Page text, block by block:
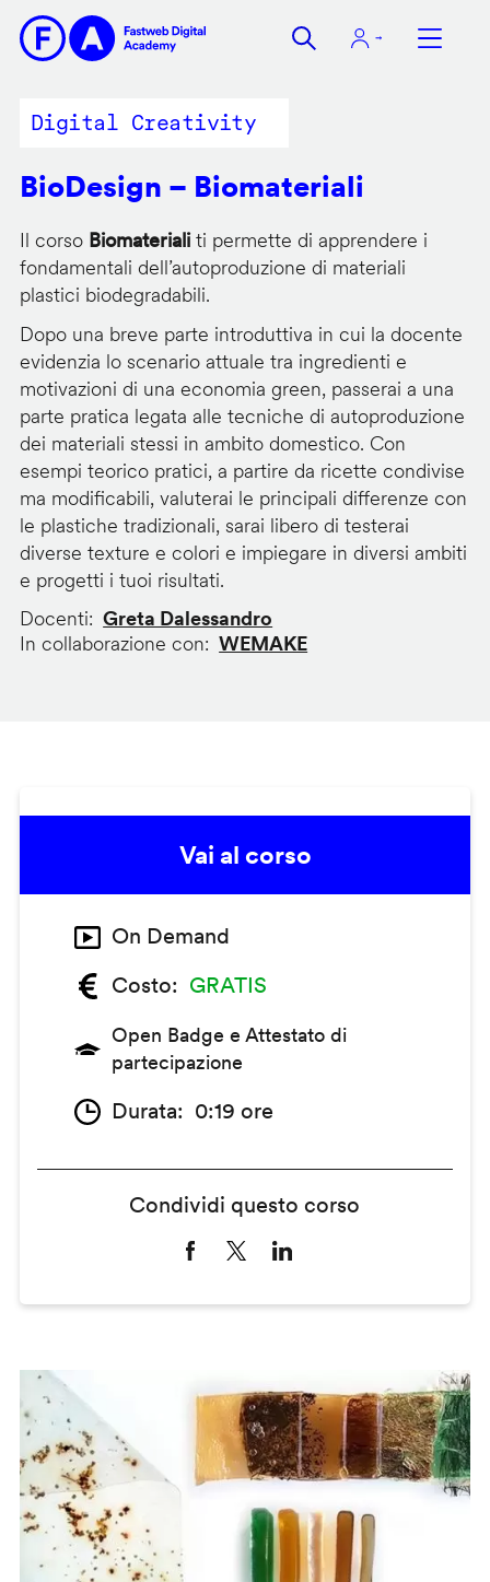
contenuto
Digital Creativity
BioDesign – Biomateriali
Il corso Biomaterialiti permette di apprendere i
fondamentali dell’autoproduzione di materiali
plastici biodegradabili.
Dopo una breve parte introduttiva in cui la docente
evidenzia lo scenario attuale tra ingredienti e
motivazioni di una economia green, passerai a una
parte pratica legata alle tecniche di autoproduzione
dei materiali stessi in ambito domestico. Con
esempi teorico pratici, a partire da ricette condivise
ma modificabili, valuterai le principali differenze con
le plastiche tradizionali, sarai libero di testerai
diverse texture e colori e impiegare in diversi ambiti
e progetti i tuoi risultati.
Docenti
Greta Dalessandro
In collaborazione con
WEMAKE
Vai al corso
On Demand
Costo
GRATIS
Open Badge e Attestato di
partecipazione
Durata 0:19 ore
Condividi questo corso